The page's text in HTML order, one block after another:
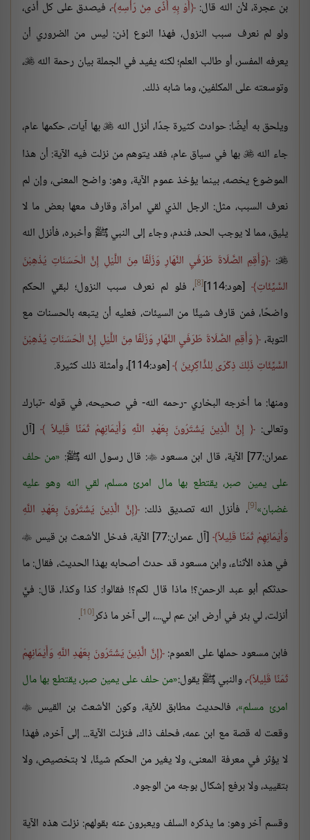
بن عجرة، لأن الله قال: أَوْ بِهِ أَذًى مِنْ رَأْسِهِ ، فيصدق على كل أذى،
ولو لم نعرف سبب النزول، فهذا النوع إذن: ليس من الضروري أن
يعرفه المفسر، أو طالب العلم؛ لكنه يفيد في الجملة بيان رحمة الله ،
وتوسعته على المكلفين، وما شابه ذلك.
ويلحق به أيضًا: حوادث كثيرة جدًا، أنزل الله  بها آيات، حكمها عام،
جاء الله بها في سياق عام، فقد يتوهم من نزلت فيه الآية: أن هذا
الموضوع يخصه، بينما يؤخذ عموم الآية، وهو: واضح المعنى، وإن لم
نعرف السبب، مثل: الرجل الذي لقي امرأة، وقارف معها بعض ما لا
يليق، مما لا يوجب الحد، فندم، وجاء إلى النبي ﷺ وأخبره، فأنزل الله

: وَأَقِمِ الصَّلَاةَ طَرَفَيِ النَّهَارِ وَزُلَفًا مِنَ اللَّيْلِ إِنَّ الْحَسَنَاتِ يُذْهِبْنَ
السَّيِّئَاتِ
[هود:114] [8] ، فلو لم نعرف سبب النزول؛ لبقي الحكم
واضحًا، فمن قارف شيئًا من السيئات، فعليه أن يتبعه بالحسنات مع
التوبة،
وَأَقِمِ الصَّلَاةَ طَرَفَيِ النَّهَارِ وَزُلَفًا مِنَ اللَّيْلِ إِنَّ الْحَسَنَاتِ يُذْهِبْنَ
السَّيِّئَاتِ ذَلِكَ ذِكْرَى لِلذَّاكِرِينَ
[هود:114]، وأمثلة ذلك كثيرة.
ومنها: ما أخرجه البخاري -رحمه الله- في صحيحه، في قوله -تبارك
وتعالى:
إِنَّ الَّذِينَ يَشْتَرُونَ بِعَهْدِ اللَّهِ وَأَيْمَانِهِمْ ثَمَنًا قَلِيلاً [آل
عمران:77] الآية، قال ابن مسعود
: قال رسول الله ﷺ: من حلف
على يمين صبر، يقتطع بها مال امرئ مسلم، لقي الله وهو عليه
غضبان [9] ، فأنزل الله تصديق ذلك: إِنَّ الَّذِينَ يَشْتَرُونَ بِعَهْدِ اللَّهِ
وَأَيْمَانِهِمْ ثَمَنًا قَلِيلاً [آل عمران:77] الآية، فدخل الأشعث بن قيس 
في هذه الأثناء، وابن مسعود قد حدث أصحابه بهذا الحديث، فقال: ما
حدثكم أبو عبد الرحمن؟! ماذا قال لكم؟! فقالوا: كذا وكذا، قال: فيَّ
أنزلت، لي بئر في أرض ابن عم لي...، إلى آخر ما ذكر[10]
.
فابن مسعود حملها على العموم: إِنَّ الَّذِينَ يَشْتَرُونَ بِعَهْدِ اللَّهِ وَأَيْمَانِهِمْ
ثَمَنًا قَلِيلاً ، والنبي ﷺ يقول: من حلف على يمين صبر، يقتطع بها مال
امرئ مسلم ، فالحديث مطابق للآية، وكون الأشعث بن القيس 
وقعت له قصة مع ابن عمه، فحلف ذاك، فنزلت الآية... إلى آخره، فهذا
لا يؤثر في معرفة المعنى، ولا يغير من الحكم شيئًا، لا بتخصيص، ولا
بتقييد، ولا برفع إشكال بوجه من الوجوه.
وقسم آخر وهو: ما يذكره السلف ويعبرون عنه بقولهم: نزلت هذه الآية